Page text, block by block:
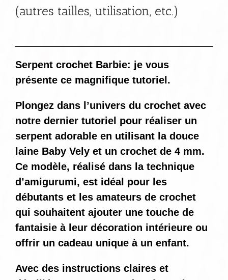
(autres tailles, utilisation, etc.)
Serpent crochet Barbie: je vous
présente ce magnifique tutoriel.
Plongez dans l’univers du crochet avec
notre dernier tutoriel pour réaliser un
serpent adorable en utilisant la douce
laine Baby Vely et un crochet de 4 mm.
Ce modèle, réalisé dans la technique
d’amigurumi, est idéal pour les
débutants et les amateurs de crochet
qui souhaitent ajouter une touche de
fantaisie à leur décoration intérieure ou
offrir un cadeau unique à un enfant.
Avec des instructions claires et